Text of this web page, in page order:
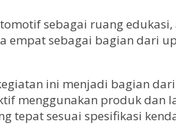
sebagai ruang
sebagai bagian dari
ini menjadi bagian
menggunakan produk dan
sesuai spesifikasi